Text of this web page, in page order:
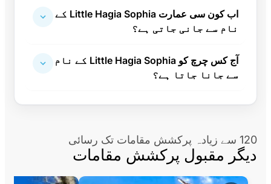
اب کون سی عمارت Little Hagia Sophia کے
نام سے جانی جاتی ہے؟
آج کس چرچ کو Little Hagia Sophia کے نام
سے جانا جاتا ہے؟
120 سے زیادہ پرکشش مقامات تک رسائی
دیگر مقبول پرکشش مقامات